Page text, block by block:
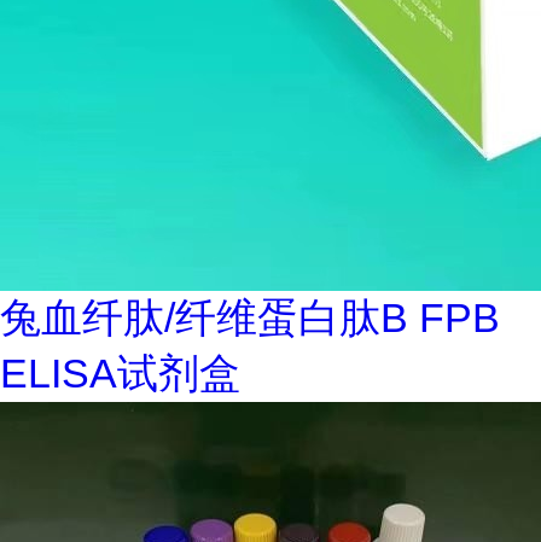
兔血纤肽/纤维蛋白肽B FPB
ELISA试剂盒